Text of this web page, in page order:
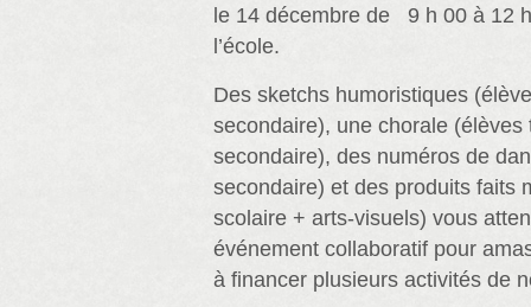
le 14 décembre de 9 h 00 à 12
l’école.
Des sketchs humoristiques
secondaire), une chorale (élèves
secondaire), des numéros de
secondaire) et des produits faits
scolaire + arts-visuels) vous
événement collaboratif pour
à financer plusieurs activités de